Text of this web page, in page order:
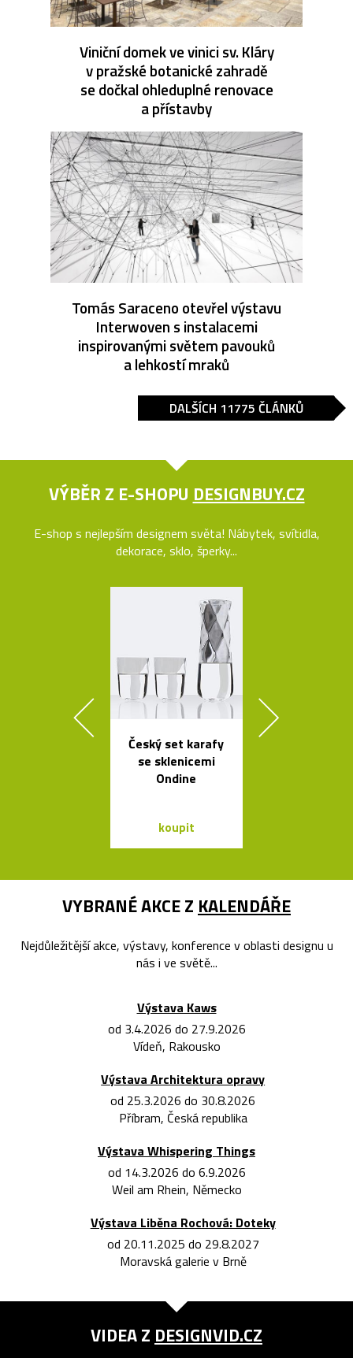
Viniční domek ve vinici sv. Kláry
v pražské botanické zahradě
se dočkal ohleduplné renovace
a přístavby
Tomás Saraceno otevřel výstavu
Interwoven s instalacemi
inspirovanými světem pavouků
a lehkostí mraků
DALŠÍCH 11775 ČLÁNKŮ
VÝBĚR Z E-SHOPU DESIGNBUY.CZ
E-shop s nejlepším designem světa! Nábytek, svítidla,
dekorace, sklo, šperky...
Český set karafy
se sklenicemi
Ondine
koupit
VYBRANÉ AKCE Z KALENDÁŘE
Nejdůležitější akce, výstavy, konference v oblasti designu u
nás i ve světě...
Výstava Kaws
od 3.4.2026 do 27.9.2026
Vídeň, Rakousko
Výstava Architektura opravy
od 25.3.2026 do 30.8.2026
Příbram, Česká republika
Výstava Whispering Things
od 14.3.2026 do 6.9.2026
Weil am Rhein, Německo
Výstava Liběna Rochová: Doteky
od 20.11.2025 do 29.8.2027
Moravská galerie v Brně
VIDEA Z DESIGNVID.CZ